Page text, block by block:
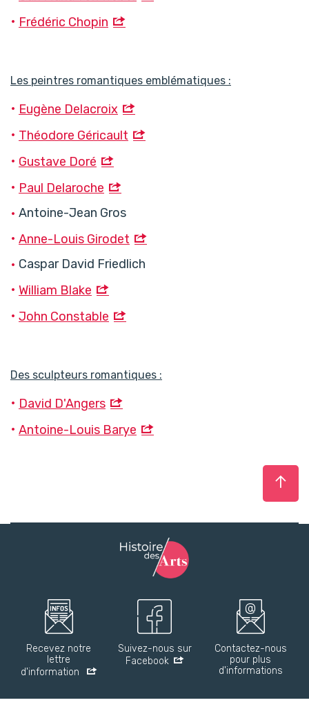
Frédéric Chopin
Les peintres romantiques emblématiques :
Eugène Delacroix
Théodore Géricault
Gustave Doré
Paul Delaroche
Antoine-Jean Gros
Anne-Louis Girodet
Caspar David Friedlich
William Blake
John Constable
Des sculpteurs romantiques :
David D'Angers
Antoine-Louis Barye
Recevez notre
lettre
d'information
Suivez-nous sur
Facebook
Contactez-nous
pour plus
d'informations